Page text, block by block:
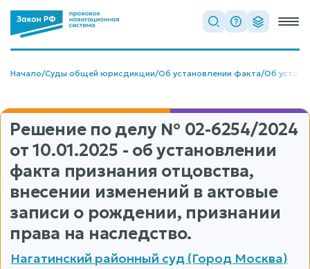
Начало/Суды общей юрисдикции/Об установлении факта/Об
Решение по делу № 02-6254/2024
от 10.01.2025 - об установлении
факта признания отцовства,
внесении изменений в актовые
записи о рождении, признании
права на наследство.
Нагатинский районный суд (Город Москва)